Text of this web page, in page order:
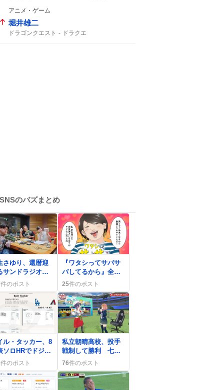
アニメ・ゲーム
堀井雄二
ドラゴンクエスト ドラクエ
SNSのバズまとめ
さゆり、還暦迎
サンドラジオシ
放送にリスナー
と祝福の声
件のポスト
『ワタシってサバサ
バしてるから』全話
無料配信、読者は白
湯片手にイッキ読み
で大歓喜
25件のポスト
ル・タッカー、8
ソロHRでドジャ
先制 「キタ
」歓喜の声が広
件のポスト
私立朝晴高校、投手
戦制して勝利 七瀬
すず菜監督の采配に
ファン歓喜
76件のポスト